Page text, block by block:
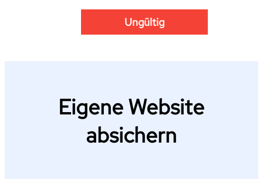
Ungültig
Eigene Website
absichern